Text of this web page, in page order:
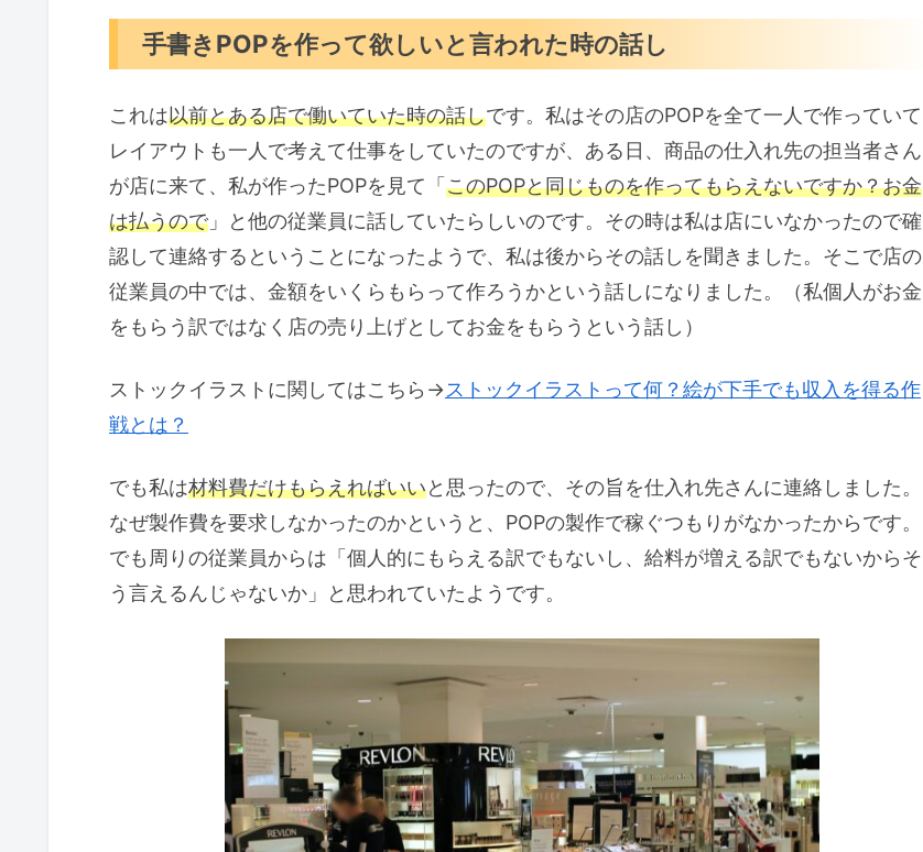
手書きPOPを作って欲しいと言われた時の話し
これは以前とある店で働いていた時の話しです。私はその店のPOPを全て一人で作っていて
レイアウトも一人で考えて仕事をしていたのですが、ある日、商品の仕入れ先の担当者さん
が店に来て、私が作ったPOPを見て「このPOPと同じものを作ってもらえないですか？お金
は払うので」と他の従業員に話していたらしいのです。その時は私は店にいなかったので確
認して連絡するということになったようで、私は後からその話しを聞きました。そこで店の
従業員の中では、金額をいくらもらって作ろうかという話しになりました。（私個人がお金
をもらう訳ではなく店の売り上げとしてお金をもらうという話し）
ストックイラストに関してはこちら→ストックイラストって何？絵が下手でも収入を得る作
戦とは？
でも私は材料費だけもらえればいいと思ったので、その旨を仕入れ先さんに連絡しました。
なぜ製作費を要求しなかったのかというと、POPの製作で稼ぐつもりがなかったからです。
でも周りの従業員からは「個人的にもらえる訳でもないし、給料が増える訳でもないからそ
う言えるんじゃないか」と思われていたようです。